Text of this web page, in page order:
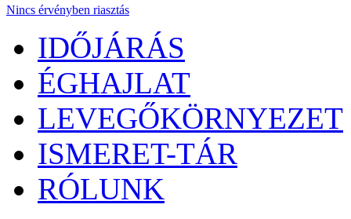
Nincs érvényben riasztás
IDŐJÁRÁS
ÉGHAJLAT
LEVEGŐKÖRNYEZET
ISMERET-TÁR
RÓLUNK